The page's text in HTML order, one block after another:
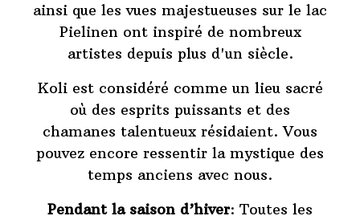
ainsi que les vues majestueuses sur le lac
Pielinen ont inspiré de nombreux
artistes depuis plus d'un siècle.
Koli est considéré comme un lieu sacré
où des esprits puissants et des
chamanes talentueux résidaient. Vous
pouvez encore ressentir la mystique des
temps anciens avec nous.
Pendant la saison d’hiver: Toutes les